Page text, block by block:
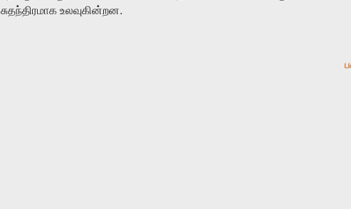
சுதந்திரமாக உலவுகின்றன.